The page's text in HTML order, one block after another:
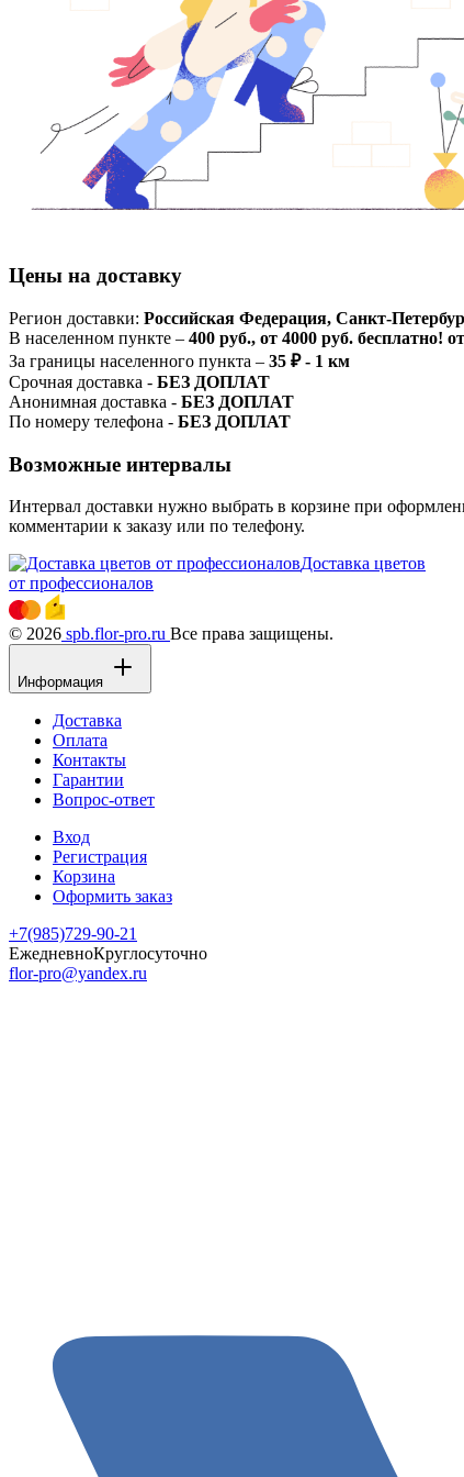
Цены на доставку
Регион доставки: Российская Федерация, Санкт-
В населенном пункте – 400 руб., от 4000 руб. бесплатно!
За границы населенного пункта – 35 ₽ - 1 км
Срочная доставка - БЕЗ ДОПЛАТ
Анонимная доставка - БЕЗ ДОПЛАТ
По номеру телефона - БЕЗ ДОПЛАТ
Возможные интервалы
Интервал доставки нужно выбрать в корзине при
комментарии к заказу или по телефону.
Доставка цветов
от профессионалов
© 2026 spb.flor-pro.ru Все права защищены.
Информация
Доставка
Оплата
Контакты
Гарантии
Вопрос-ответ
Вход
Регистрация
Корзина
Оформить заказ
+7(985)729-90-21
ЕжедневноКруглосуточно
flor-pro@yandex.ru